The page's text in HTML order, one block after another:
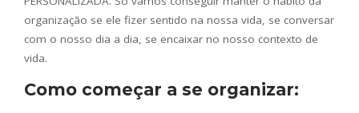
organização se ele fizer sentido na nossa vida, se conversar
com o nosso dia a dia, se encaixar no nosso contexto de
vida.
Como começar a se organizar: